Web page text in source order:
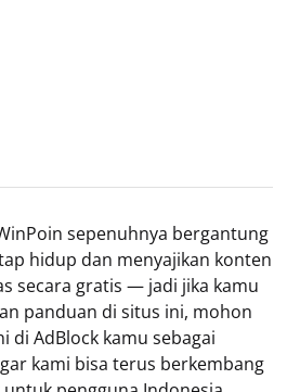
sepenuhnya bergantung
hidup dan menyajikan konten
secara gratis — jadi jika kamu
panduan di situs ini, mohon
di AdBlock kamu sebagai
kami bisa terus berkembang